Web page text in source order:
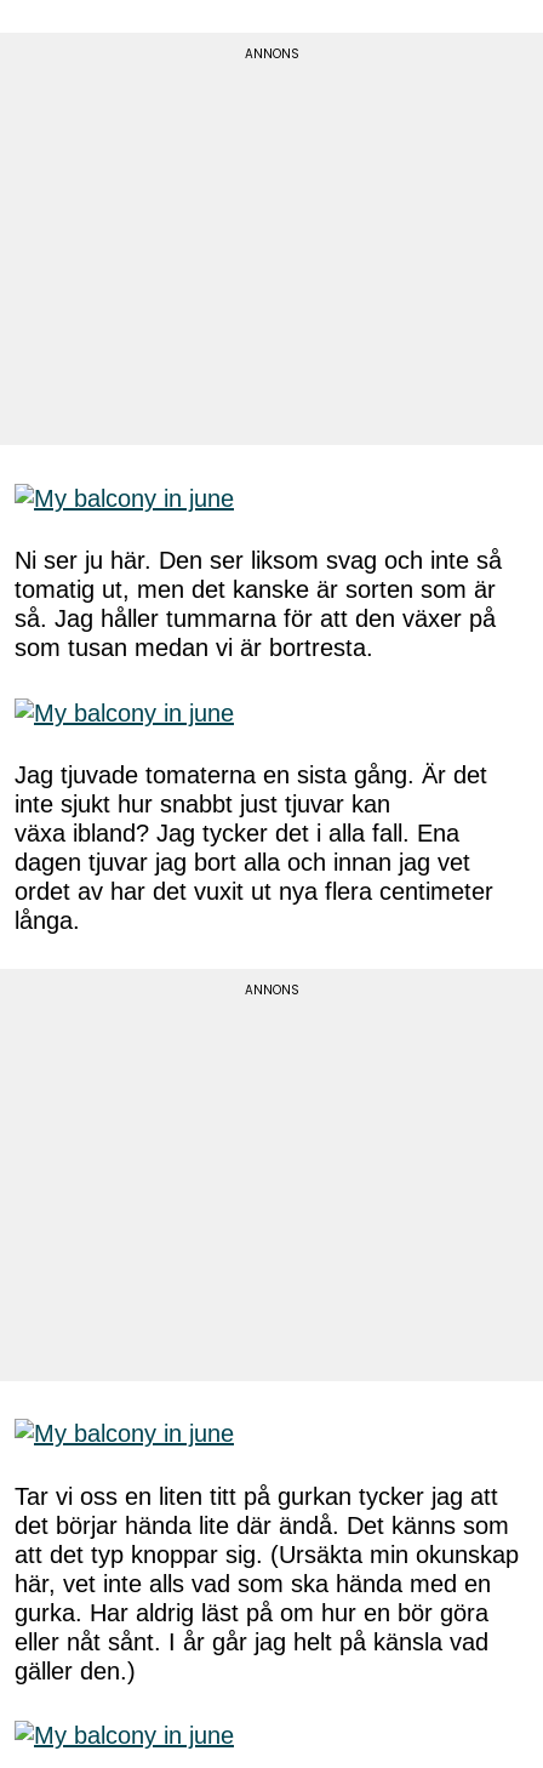
Ni ser ju här. Den ser liksom svag och inte så
tomatig ut, men det kanske är sorten som är
så. Jag håller tummarna för att den växer på
som tusan medan vi är bortresta.
Jag tjuvade tomaterna en sista gång. Är det
inte sjukt hur snabbt just tjuvar kan
växa ibland? Jag tycker det i alla fall. Ena
dagen tjuvar jag bort alla och innan jag vet
ordet av har det vuxit ut nya flera centimeter
långa.
Tar vi oss en liten titt på gurkan tycker jag att
det börjar hända lite där ändå. Det känns som
att det typ knoppar sig. (Ursäkta min okunskap
här, vet inte alls vad som ska hända med en
gurka. Har aldrig läst på om hur en bör göra
eller nåt sånt. I år går jag helt på känsla vad
gäller den.)